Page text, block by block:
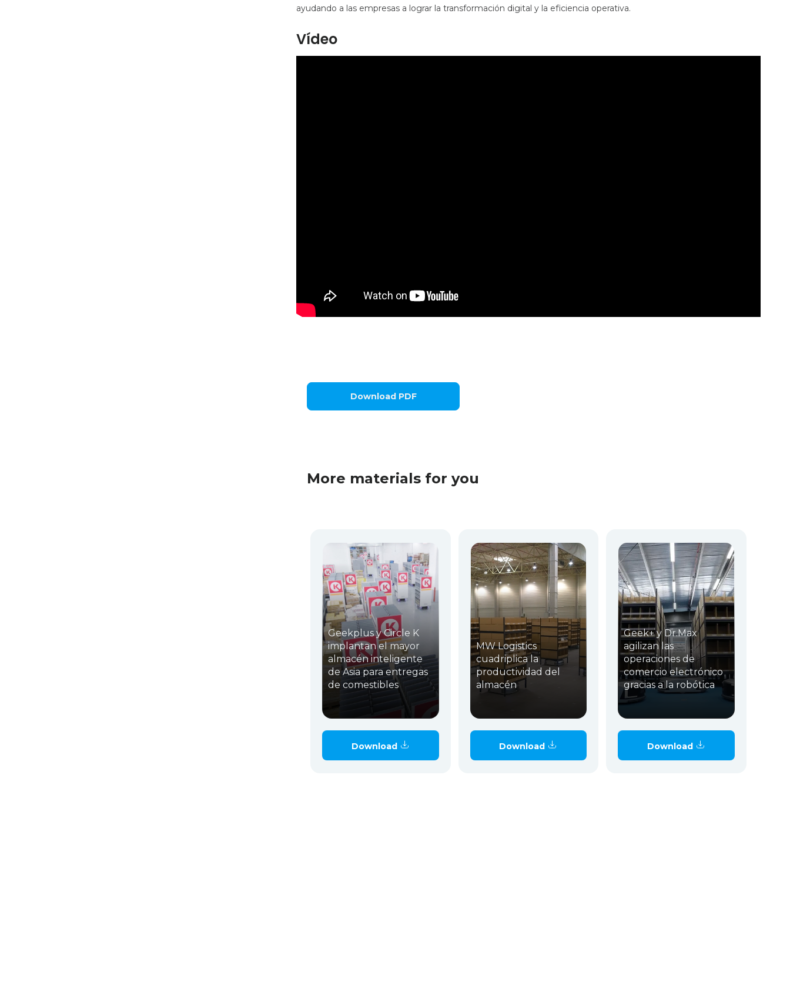
ayudando a las empresas a lograr la transformación digital y la eficiencia operativa.
Vídeo
Download PDF
More materials for you
Geekplus y Circle K
implantan el mayor
almacén inteligente
de Asia para entregas
de comestibles
Download
MW Logistics
cuadriplica la
productividad del
almacén
Download
Geek+ y Dr.Max
agilizan las
operaciones de
comercio electrónico
gracias a la robótica
Download